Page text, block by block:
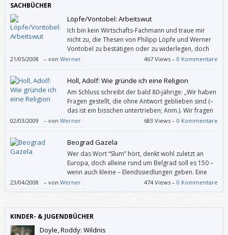
SACHBÜCHER
Löpfe/Vontobel: Arbeitswut
Ich bin kein Wirtschafts-Fachmann und traue mir
nicht zu, die Thesen von Philipp Löpfe und Werner
Vontobel zu bestätigen oder zu widerlegen, doch
ich finde ihren Ansatz “Steigende Produktivität führt
zu sinkender Beschäftigung” beachtenswert. Und das nicht, weil sie
sinngemäß meinen, wir würden alle zu viel arbeiten (außer denen, die
keine Arbeit haben, aber unbedingt eine haben wollen oder müssen).
21/05/2008 – von Werner 467 Views –0 Kommentare
Holl, Adolf: Wie gründe ich eine Religion
Am Schluss schreibt der bald 80-jährige: „Wir haben
Fragen gestellt, die ohne Antwort geblieben sind (–
das ist ein bisschen untertrieben; Anm.). Wir fragen
weiter.“
02/03/2009 – von Werner 683 Views –0 Kommentare
Beograd Gazela
Wer das Wort “Slum” hört, denkt wohl zuletzt an
Europa, doch alleine rund um Belgrad soll es 150 –
wenn auch kleine – Elendssiedlungen geben. Eine
davon, Beograd Gazela, kann man jetzt auf
ungewöhnliche Art und Weise kennen lernen.
23/04/2008 – von Werner 474 Views –0 Kommentare
KINDER- & JUGENDBÜCHER
Doyle, Roddy: Wildnis